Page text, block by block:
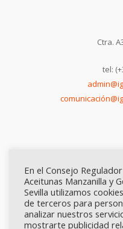
Ctra.
tel:
En el Consejo
Aceitunas Manzanilla y
Sevilla utilizamos
de terceros para
analizar nuestros
mostrarte publicidad